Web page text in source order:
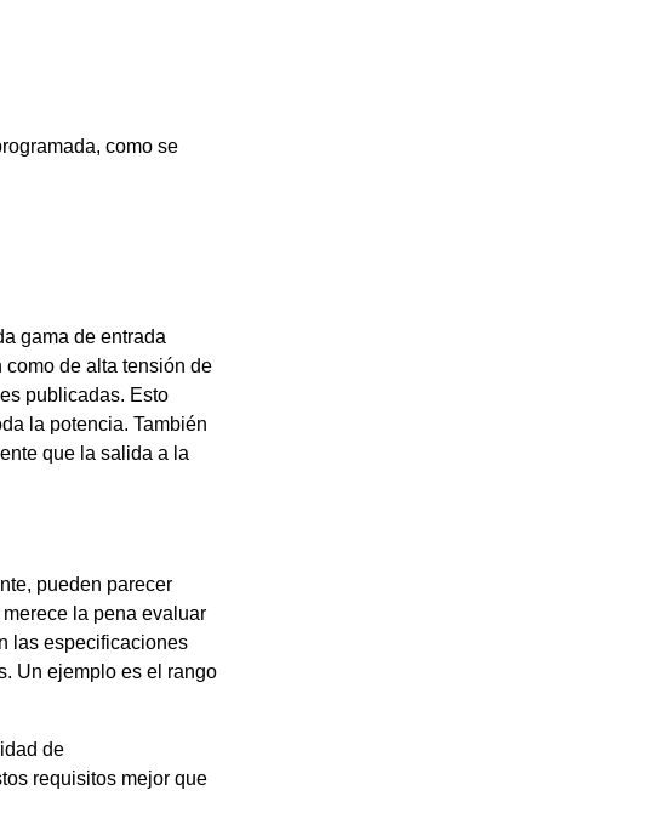
como se
gama de entrada
de alta tensión de
publicadas. Esto
la potencia. También
que la salida a la
pueden parecer
la pena evaluar
las especificaciones
Un ejemplo es el rango
de
requisitos mejor que